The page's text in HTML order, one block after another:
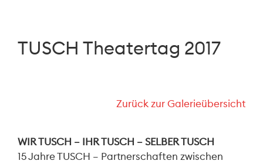
TUSCH Theatertag 2017
Zurück zur Galerieübersicht
WIR TUSCH – IHR TUSCH – SELBER TUSCH
15 Jahre TUSCH – Partnerschaften zwischen